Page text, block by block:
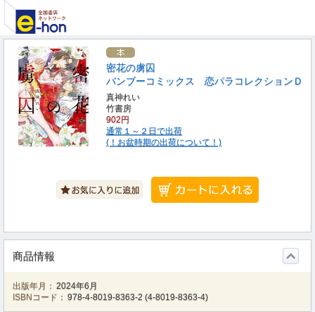
密花の虜囚
バンブーコミックス 恋パラコレクションＤ
真神れい
竹書房
902円
通常１～２日で出荷
(！お盆時期の出荷について！)
商品情報
出版年月： 2024年6月
ISBNコード： 978-4-8019-8363-2 (4-8019-8363-4)